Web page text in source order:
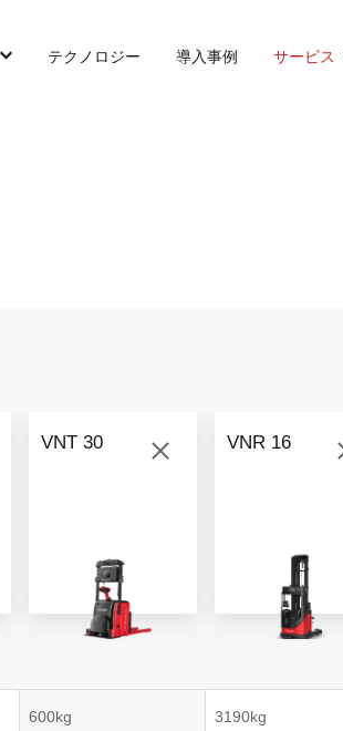
テクノロジー 導入事例 サービス
VNP15(VL)-07
VNP20(VL)-07
自律走行搬送ロボット
VNT 30
600kg
VNR 16
3190kg